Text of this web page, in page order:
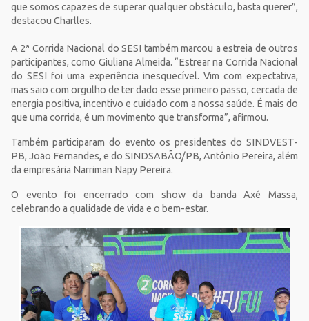
que somos capazes de superar qualquer obstáculo, basta querer”,
destacou Charlles.
A 2ª Corrida Nacional do SESI também marcou a estreia de outros
participantes, como Giuliana Almeida. “Estrear na Corrida Nacional
do SESI foi uma experiência inesquecível. Vim com expectativa,
mas saio com orgulho de ter dado esse primeiro passo, cercada de
energia positiva, incentivo e cuidado com a nossa saúde. É mais do
que uma corrida, é um movimento que transforma”, afirmou.
Também participaram do evento os presidentes do SINDVEST-
PB, João Fernandes, e do SINDSABÃO/PB, Antônio Pereira, além
da empresária Narriman Napy Pereira.
O evento foi encerrado com show da banda Axé Massa,
celebrando a qualidade de vida e o bem-estar.